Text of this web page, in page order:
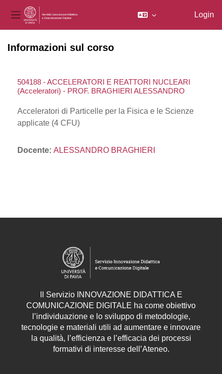
Pannello laterale
Login
Informazioni sul corso
504188 - ACCELERATORI E REATTORI NUCLEARI
(Acceleratori) - PROF. BRAGHIERI ALESSANDRO
Acceleratori di Particelle per la Fisica e le Scienze
applicate (4 CFU)
Docente: ALESSANDRO BRAGHIERI
Servizio INNOVAZIONE DIDATTICA E
COMUNICAZIONE DIGITALE ha come obiettivo
l’individuazione e lo sviluppo di metodologie,
tecnologie e materiali utili ad aumentare e innovare
la qualità, l’efficienza e l’efficacia dei processi
formativi di interesse dell’Ateneo.